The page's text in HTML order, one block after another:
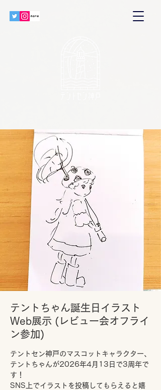
テントちゃん誕生日イラスト
Web展示 (レビュー会オフライ
ン参加)
テントセン神戸のマスコットキャラクター、
テントちゃんが2026年4月13日で3周年で
す！
SNS上でイラストを投稿してもらえると嬉